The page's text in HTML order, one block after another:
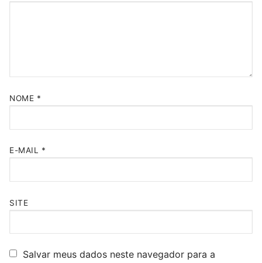
NOME *
E-MAIL *
SITE
Salvar meus dados neste navegador para a